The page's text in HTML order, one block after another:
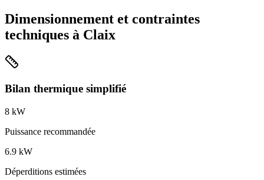
Dimensionnement et contraintes
techniques à Claix
Bilan thermique simplifié
8 kW
Puissance recommandée
6.9 kW
Déperditions estimées